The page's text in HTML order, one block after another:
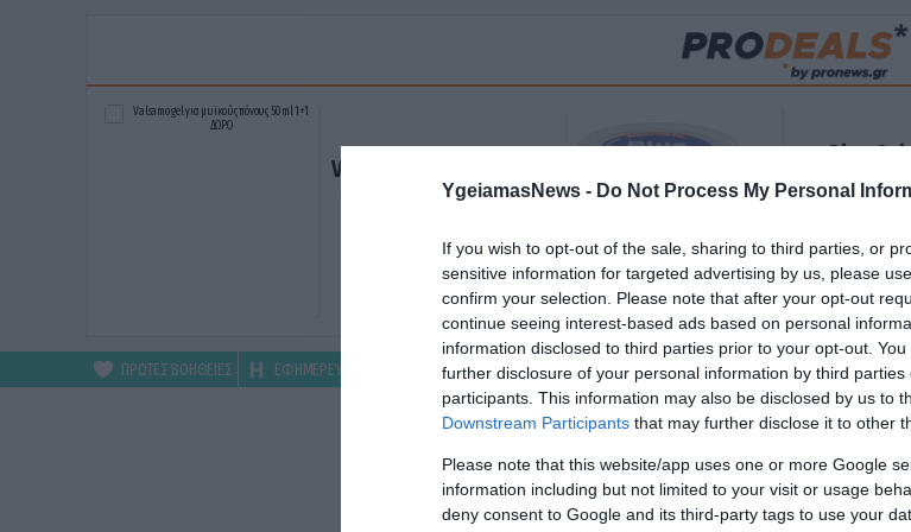
YgeiamasNews - Do Not Process My Personal
If you wish to opt-out of the sale, sharing to third parties, or
sensitive information for targeted advertising by us, please
confirm your selection. Please note that after your opt-out
continue seeing interest-based ads based on personal
information disclosed to third parties prior to your opt-out.
further disclosure of your personal information by third parties
participants. This information may also be disclosed by us to
Downstream Participants that may further disclose it to other
Please note that this website/app uses one or more Google
information including but not limited to your visit or usage
deny consent to Google and its third-party tags to use your
Valsamo gel για μυϊκούς
πόνους 50ml 1+1 ΔΩΡΟ
ΑΓΟΡΑΣΕ ΤΟ
Blue
ανακούφιση
ΠΡΩΤΕΣ ΒΟΗΘΕΙΕΣ ΕΦΗΜΕΡΕΥΟΝΤΑ ΦΑΡΜΑΚΕΙΑ